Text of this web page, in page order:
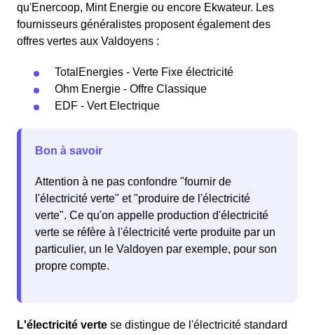
qu'Enercoop, Mint Energie ou encore Ekwateur. Les
fournisseurs généralistes proposent également des
offres vertes aux Valdoyens :
TotalEnergies - Verte Fixe électricité
Ohm Energie - Offre Classique
EDF - Vert Electrique
Bon à savoir
Attention à ne pas confondre "fournir de
l'électricité verte" et "produire de l'électricité
verte". Ce qu'on appelle production d'électricité
verte se réfère à l'électricité verte produite par un
particulier, un le Valdoyen par exemple, pour son
propre compte.
L'électricité verte se distingue de l'électricité standard